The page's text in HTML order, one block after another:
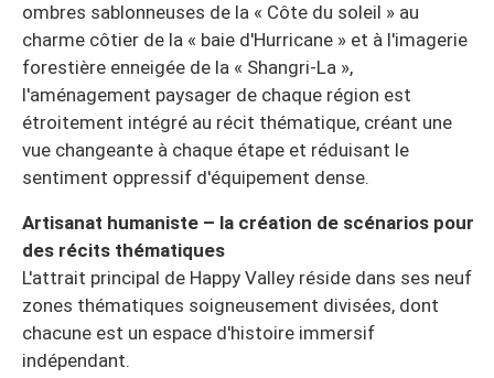
ombres sablonneuses de la « Côte du soleil » au
charme côtier de la « baie d'Hurricane » et à l'imagerie
forestière enneigée de la « Shangri-La »,
l'aménagement paysager de chaque région est
étroitement intégré au récit thématique, créant une
vue changeante à chaque étape et réduisant le
sentiment oppressif d'équipement dense.
Artisanat humaniste – la création de scénarios pour
des récits thématiques
L'attrait principal de Happy Valley réside dans ses neuf
zones thématiques soigneusement divisées, dont
chacune est un espace d'histoire immersif
indépendant.